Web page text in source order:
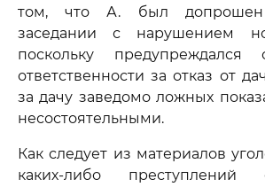
том, что А. был
заседании с нарушением
поскольку предупреждался
ответственности за отказ от
за дачу заведомо ложных
несостоятельными.
Как следует из материалов
каких-либо преступлений